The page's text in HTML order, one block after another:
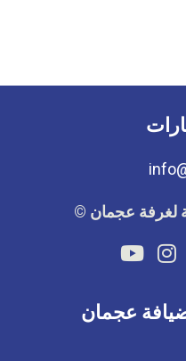
لغرفة عجمان ©
عجمان